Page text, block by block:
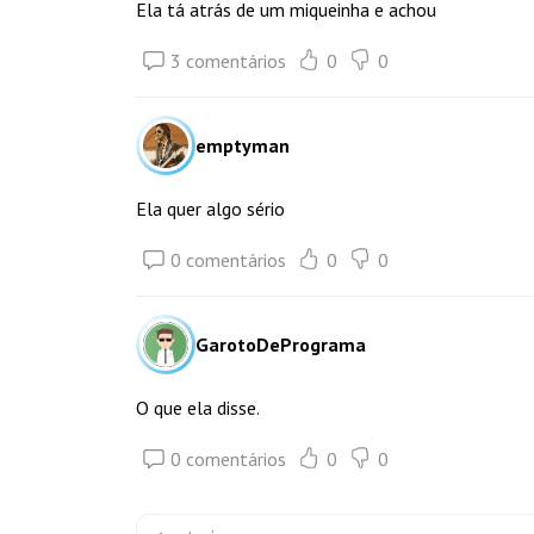
Ela tá atrás de um miqueinha e achou
3 comentários 0 0
emptyman
Ela quer algo sério
0 comentários 0 0
GarotoDePrograma
O que ela disse.
0 comentários 0 0